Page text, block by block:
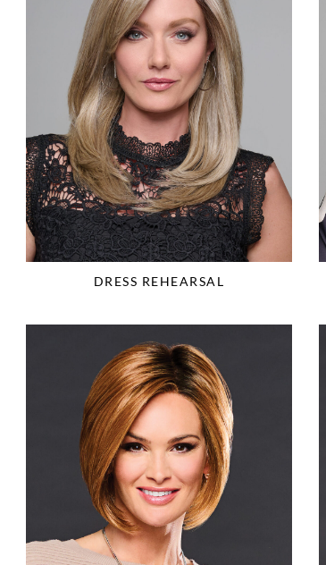
DRESS REHEARSAL